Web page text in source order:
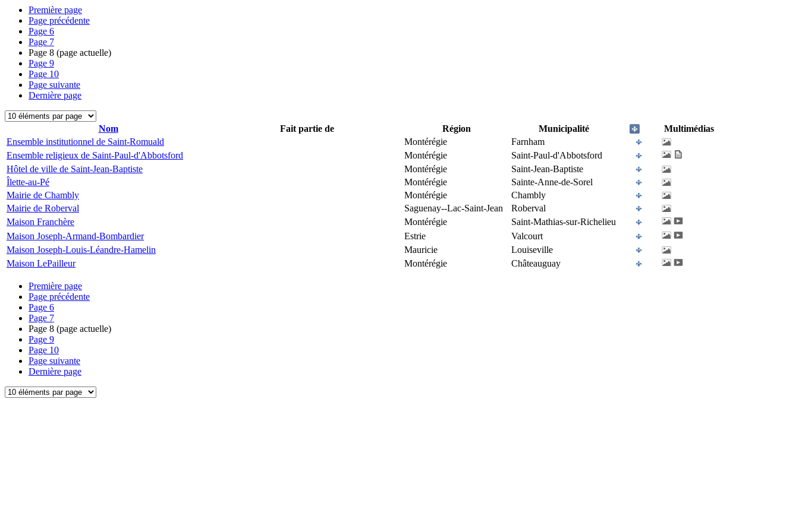
Première page
Page précédente
Page 6
Page 7
Page 8 (page actuelle)
Page 9
Page 10
Page suivante
Dernière page
Nom Fait partie de Région Municipalité
Multimédias
Ensemble institutionnel de Saint-Romuald
Montérégie
Farnham
Ensemble religieux de Saint-Paul-d'Abbotsford
Montérégie
Saint-Paul-d'Abbotsford
Hôtel de ville de Saint-Jean-Baptiste
Montérégie
Saint-Jean-Baptiste
Îlette-au-Pé
Montérégie
Sainte-Anne-de-Sorel
Mairie de Chambly
Montérégie
Chambly
Mairie de Roberval
Saguenay--Lac-Saint-Jean
Roberval
Maison Franchère
Montérégie
Saint-Mathias-sur-Richelieu
Maison Joseph-Armand-Bombardier
Estrie
Valcourt
Maison Joseph-Louis-Léandre-Hamelin
Mauricie
Louiseville
Maison LePailleur
Montérégie Châteauguay
Première page
Page précédente
Page 6
Page 7
Page 8 (page actuelle)
Page 9
Page 10
Page suivante
Dernière page